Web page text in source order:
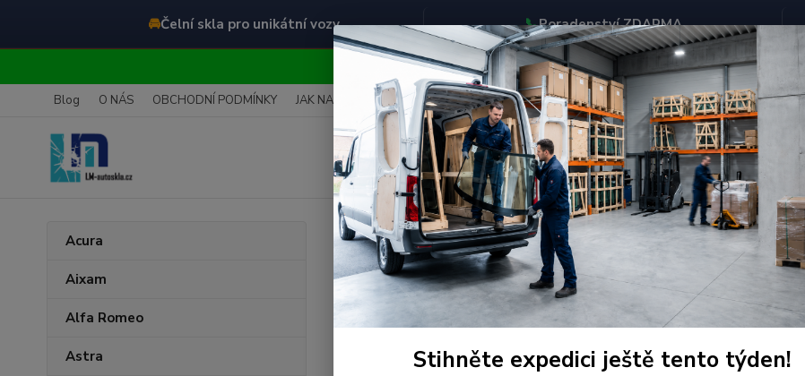
🚘Čelní skla pro unikátní vozy 📞Poradenství ZDARMA
OBJEDNÁVEJTE DO STŘEDY 12:00 - KAŽDÝ PÁTEK EXPEDUJEME!!
Blog O NÁS OBCHODNÍ PODMÍNKY JAK NAKUPOVAT KONTAKTY
Hledat
Acura
Aixam
Alfa Romeo
Astra
Úvod Buick
Buick
Stihněte expedici ještě tento týden!